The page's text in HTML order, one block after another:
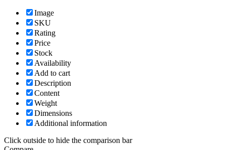
Image
SKU
Rating
Price
Stock
Availability
Add to cart
Description
Content
Weight
Dimensions
Additional information
Click outside to hide the comparison bar